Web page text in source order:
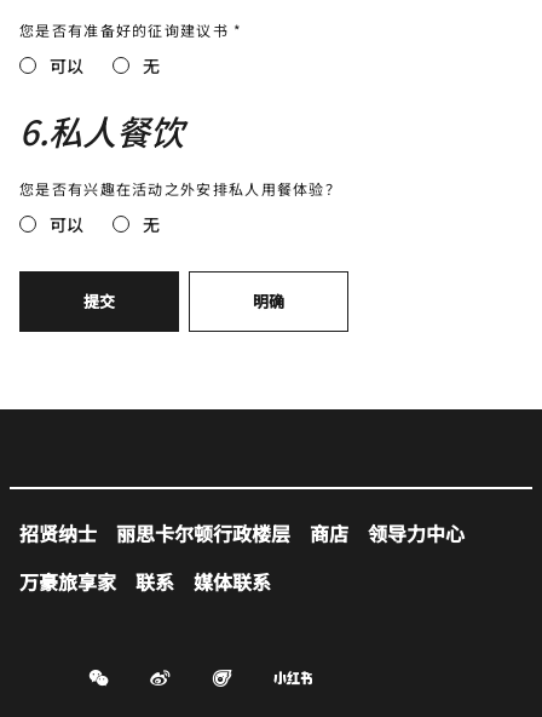
您是否有准备好的征询建议书 *
可以 无
6.私人餐饮
您是否有兴趣在活动之外安排私人用餐体验？
可以 无
提交 明确
招贤纳士 丽思卡尔顿行政楼层 商店
领导力中心
万豪旅享家
联系 媒体联系
Weibo Figgy